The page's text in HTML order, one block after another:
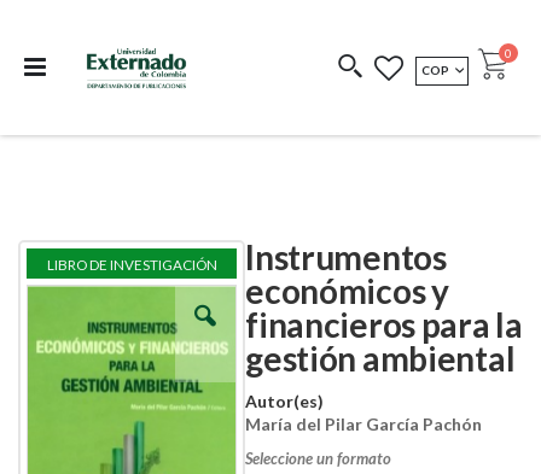
COEDICIONES REDIMIR CÓDIGO
MONEDA
COP Cart
0
Instrumentos
económicos y
financieros para la
gestión ambiental
Autor(es)
María del Pilar García Pachón
Seleccione un formato
Skip
the
the
images
Skip
the
the
images
LIBRO DE INVESTIGACIÓN